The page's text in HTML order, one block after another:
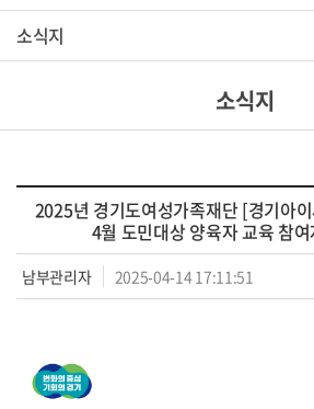
소식지
소식지
2025년 경기도여성가족재단 [경기아
4월 도민대상 양육자 교육 참
남부관리자 2025-04-14 17:11:51